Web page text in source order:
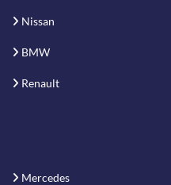
Nissan
BMW
Renault
Mercedes